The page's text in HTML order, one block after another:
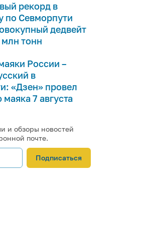
рекорд в
по Севморпути
дедвейт
тонн
России –
в
«Дзен» провел
7 августа
и обзоры новостей
почте.
Подписаться